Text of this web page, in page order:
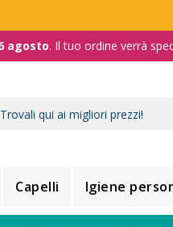
agosto. Il tuo ordine verrà
Capelli Igiene